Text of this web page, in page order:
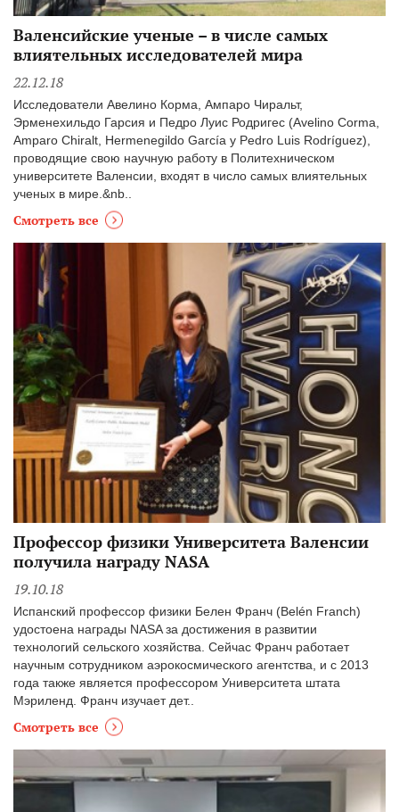
Валенсийские ученые – в числе самых
влиятельных исследователей мира
22.12.18
Исследователи Авелино Корма, Ампаро Чиральт,
Эрменехильдо Гарсия и Педро Луис Родригес (Avelino Corma,
Amparo Chiralt, Hermenegildo García y Pedro Luis Rodríguez),
проводящие свою научную работу в Политехническом
университете Валенсии, входят в число самых влиятельных
ученых в мире.&nb..
Смотреть все
Профессор физики Университета Валенсии
получила награду NASA
19.10.18
Испанский профессор физики Белен Франч (Belén Franch)
удостоена награды NASA за достижения в развитии
технологий сельского хозяйства. Сейчас Франч работает
научным сотрудником аэрокосмического агентства, и с 2013
года также является профессором Университета штата
Мэриленд. Франч изучает дет..
Смотреть все